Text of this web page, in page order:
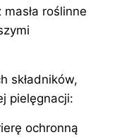
roślinne
składników,
pielęgnacji:
ochronną